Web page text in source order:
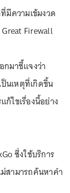
มีความเข้มงวด
Firewall
มาชี้แจงว่า
นเหตุที่เกิดขึ้น
ก้ไขเรื่องนี้อย่าง
ซึ่งใช้บริการ
สามารถค้นหาคำ